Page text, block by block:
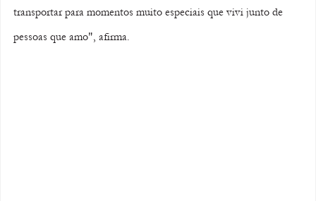
transportar para momentos muito especiais que vivi junto de
pessoas que amo", afirma.